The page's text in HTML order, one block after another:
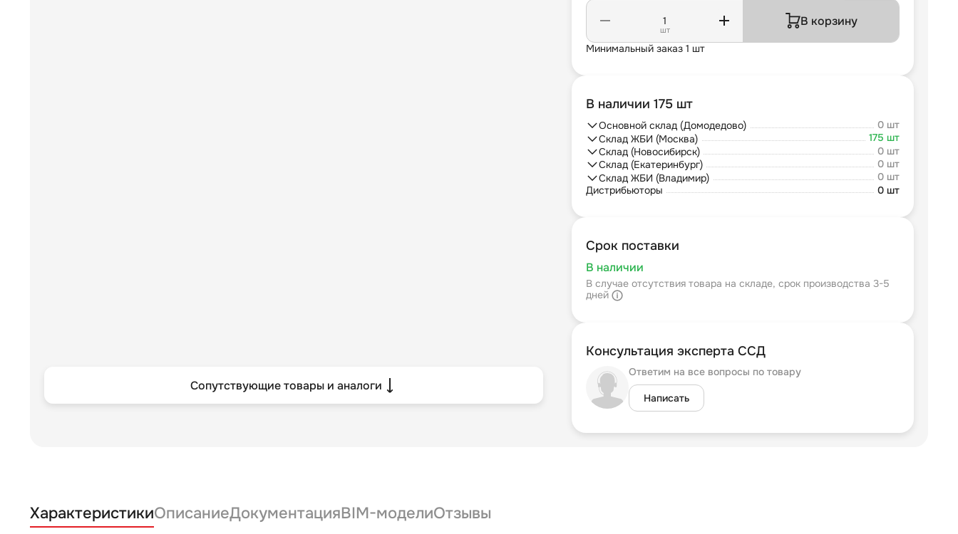
Сопутствующие товары и аналоги
шт
В корзину
Минимальный заказ 1 шт
В наличии 175 шт
Основной склад (Домодедово)
0 шт
Склад ЖБИ (Москва)
175 шт
Склад (Новосибирск)
0 шт
Склад (Екатеринбург)
0 шт
Склад ЖБИ (Владимир)
0 шт
Дистрибьюторы
0 шт
Срок поставки
В наличии
В случае отсутствия товара на складе, срок производства 3-5
дней
Консультация эксперта ССД
Ответим на все вопросы по товару
Написать
ХарактеристикиОписаниеДокументацияBIM-моделиОтзывы